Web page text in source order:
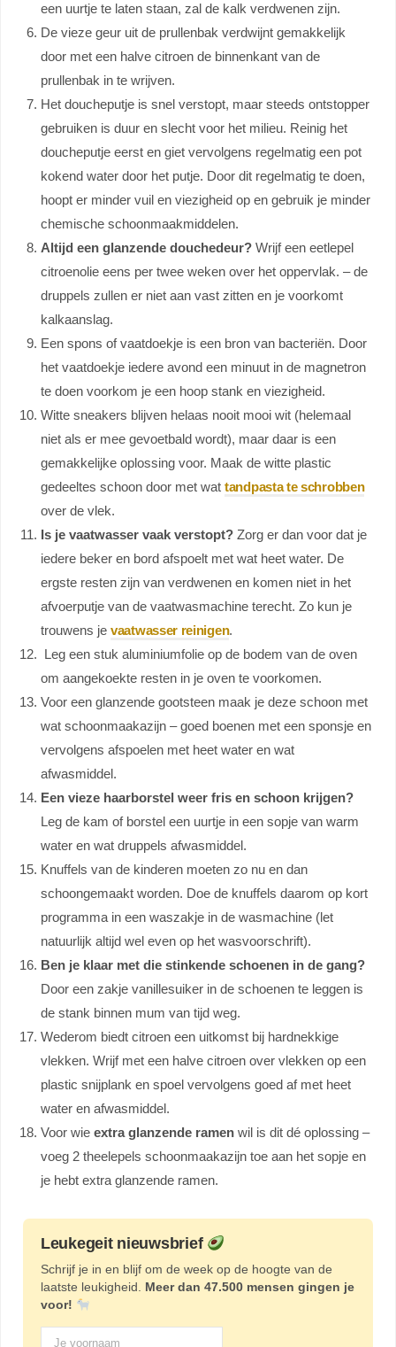
een uurtje te laten staan, zal de kalk verdwenen zijn.
De vieze geur uit de prullenbak verdwijnt gemakkelijk
door met een halve citroen de binnenkant van de
prullenbak in te wrijven.
Het doucheputje is snel verstopt, maar steeds ontstopper
gebruiken is duur en slecht voor het milieu. Reinig het
doucheputje eerst en giet vervolgens regelmatig een pot
kokend water door het putje. Door dit regelmatig te doen,
hoopt er minder vuil en viezigheid op en gebruik je minder
chemische schoonmaakmiddelen.
Altijd een glanzende douchedeur? Wrijf een eetlepel
citroenolie eens per twee weken over het oppervlak. – de
druppels zullen er niet aan vast zitten en je voorkomt
kalkaanslag.
Een spons of vaatdoekje is een bron van bacteriën. Door
het vaatdoekje iedere avond een minuut in de magnetron
te doen voorkom je een hoop stank en viezigheid.
Witte sneakers blijven helaas nooit mooi wit (helemaal
niet als er mee gevoetbald wordt), maar daar is een
gemakkelijke oplossing voor. Maak de witte plastic
gedeeltes schoon door met wat tandpasta te schrobben
over de vlek.
Is je vaatwasser vaak verstopt? Zorg er dan voor dat je
iedere beker en bord afspoelt met wat heet water. De
ergste resten zijn van verdwenen en komen niet in het
afvoerputje van de vaatwasmachine terecht. Zo kun je
trouwens je vaatwasser reinigen.
Leg een stuk aluminiumfolie op de bodem van de oven
om aangekoekte resten in je oven te voorkomen.
Voor een glanzende gootsteen maak je deze schoon met
wat schoonmaakazijn – goed boenen met een sponsje en
vervolgens afspoelen met heet water en wat
afwasmiddel.
Een vieze haarborstel weer fris en schoon krijgen?
Leg de kam of borstel een uurtje in een sopje van warm
water en wat druppels afwasmiddel.
Knuffels van de kinderen moeten zo nu en dan
schoongemaakt worden. Doe de knuffels daarom op kort
programma in een waszakje in de wasmachine (let
natuurlijk altijd wel even op het wasvoorschrift).
Ben je klaar met die stinkende schoenen in de gang?
Door een zakje vanillesuiker in de schoenen te leggen is
de stank binnen mum van tijd weg.
Wederom biedt citroen een uitkomst bij hardnekkige
vlekken. Wrijf met een halve citroen over vlekken op een
plastic snijplank en spoel vervolgens goed af met heet
water en afwasmiddel.
Voor wie extra glanzende ramen wil is dit dé oplossing –
voeg 2 theelepels schoonmaakazijn toe aan het sopje en
je hebt extra glanzende ramen.
Leukegeit nieuwsbrief
Schrijf je in en blijf om de week op de hoogte van de
laatste leukigheid. Meer dan 47.500 mensen gingen je
voor!